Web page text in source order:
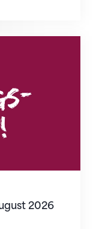
2026
2026